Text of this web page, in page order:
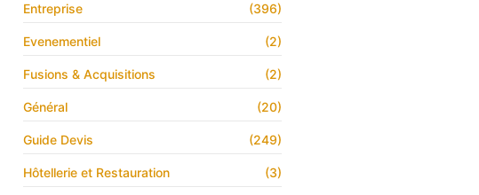
Entreprise (396)
Evenementiel (2)
Fusions & Acquisitions (2)
Général (20)
Guide Devis (249)
Hôtellerie et Restauration (3)